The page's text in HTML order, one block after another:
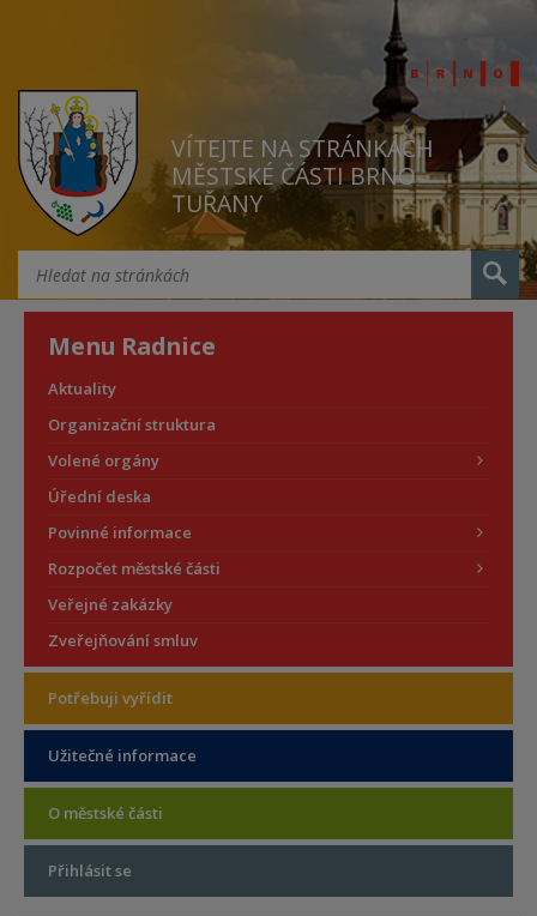
VÍTEJTE NA STRÁNKÁCH
MĚSTSKÉ ČÁSTI BRNO
TUŘANY
Menu Radnice
Aktuality
Organizační struktura
Volené orgány
Úřední deska
Povinné informace
Rozpočet městské části
Veřejné zakázky
Zveřejňování smluv
Potřebuji vyřídit
Užitečné informace
O městské části
Přihlásit se